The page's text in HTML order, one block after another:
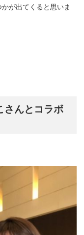
が出てくると思いま
さんとコラボ